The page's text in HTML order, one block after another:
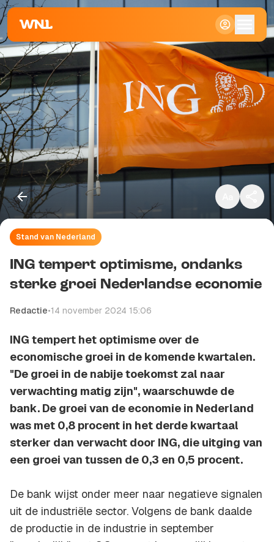
Klein
Standaard
Groot
Stand van Nederland
ING tempert optimisme, ondanks
sterke groei Nederlandse economie
Redactie•14 november 2024 15:06
ING tempert het optimisme over de
economische groei in de komende kwartalen.
"De groei in de nabije toekomst zal naar
verwachting matig zijn", waarschuwde de
bank. De groei van de economie in Nederland
was met 0,8 procent in het derde kwartaal
sterker dan verwacht door ING, die uitging van
een groei van tussen de 0,3 en 0,5 procent.
De bank wijst onder meer naar negatieve signalen
uit de industriële sector. Volgens de bank daalde
de productie in de industrie in september